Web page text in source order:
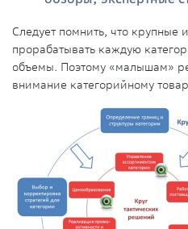
Следует помнить, что крупные
прорабатывать каждую
объемы. Поэтому «малышам»
внимание категорийному